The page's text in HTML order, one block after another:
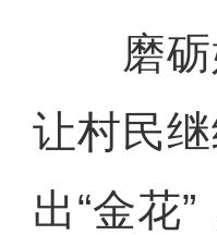
磨砺始
让村民
出“金花